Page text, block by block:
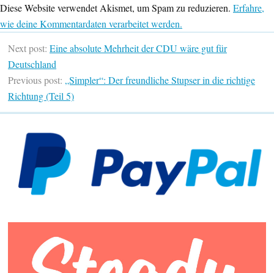
Diese Website verwendet Akismet, um Spam zu reduzieren. Erfahre,
wie deine Kommentardaten verarbeitet werden.
Next post: Eine absolute Mehrheit der CDU wäre gut für
Deutschland
Previous post: „Simpler“: Der freundliche Stupser in die richtige
Richtung (Teil 5)